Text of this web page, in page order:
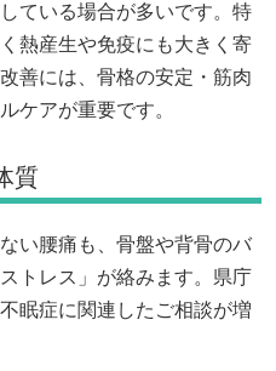
ている場合が多いです。特
熱産生や免疫にも大きく寄
善には、骨格の安定・筋肉
ケアが重要です。
質
い腰痛も、骨盤や背骨のバ
トレス」が絡みます。県庁
眠症に関連したご相談が増